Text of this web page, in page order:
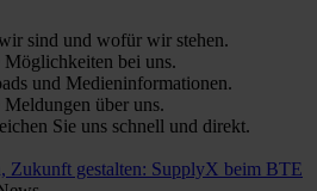
sind und wofür wir stehen.
Möglichkeiten bei uns.
und Medieninformationen.
über uns.
Sie uns schnell und direkt.
Zukunft gestalten: SupplyX beim BTE